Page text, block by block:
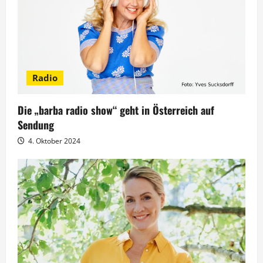
Radio
Die „barba radio show“ geht in Österreich auf
Sendung
4. Oktober 2024